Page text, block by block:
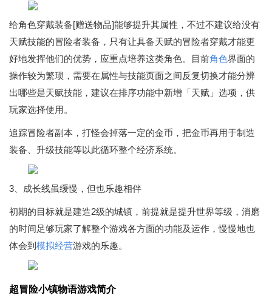
给角色穿戴装备[赠送物品]能够提升其属性，不过不建议给没有
天赋技能的冒险者装备，只有让具备天赋的冒险者穿戴才能更
好地发挥他们的优势，应重点培养这类角色。目前角色界面的
操作较为繁琐，需要在属性与技能页面之间反复切换才能分辨
出哪些是天赋技能，建议在排序功能中新增「天赋」选项，供
玩家选择使用。
追踪冒险者副本，打怪会掉落一定的金币，把金币再用于制造
装备、升级技能等以此循环整个经济系统。
3、成长线虽缓慢，但也乐趣相伴
初期的目标就是建造2级的城镇，前提就是提升世界等级，消磨
的时间足够玩家了解整个游戏各方面的功能及运作，慢慢地也
体会到 模拟经营游戏的乐趣。
超冒险小镇物语游戏简介